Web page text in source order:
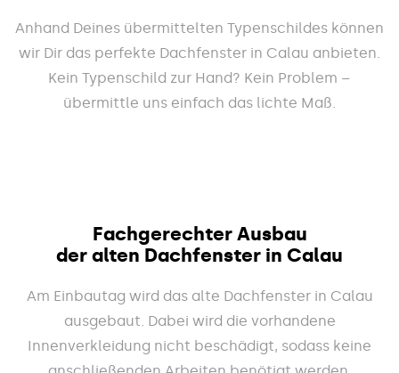
Anhand Deines übermittelten Typenschildes können
wir Dir das perfekte Dachfenster in Calau anbieten.
Kein Typenschild zur Hand? Kein Problem –
übermittle uns einfach das lichte Maß.
Fachgerechter Ausbau
der alten Dachfenster in Calau
Am Einbautag wird das alte Dachfenster in Calau
ausgebaut. Dabei wird die vorhandene
Innenverkleidung nicht beschädigt, sodass keine